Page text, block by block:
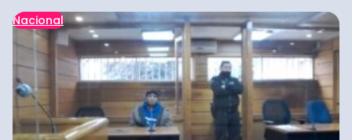
Nacional